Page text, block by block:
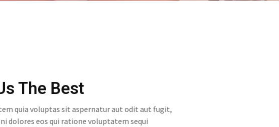
The Best
quia voluptas sit aspernatur aut odit aut fugit,
dolores eos qui ratione voluptatem sequi